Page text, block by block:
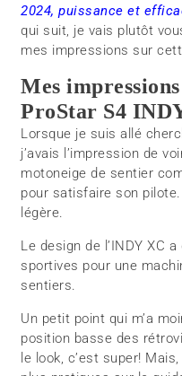
2024, puissance et
qui suit, je vais plutôt
mes impressions sur
Mes
ProStar S4
Lorsque je suis allé
j’avais l’impression de
motoneige de sentier
pour satisfaire son
légère.
Le design de l’INDY XC
sportives pour une
sentiers.
Un petit point qui m’a
position basse des
le look, c’est super!